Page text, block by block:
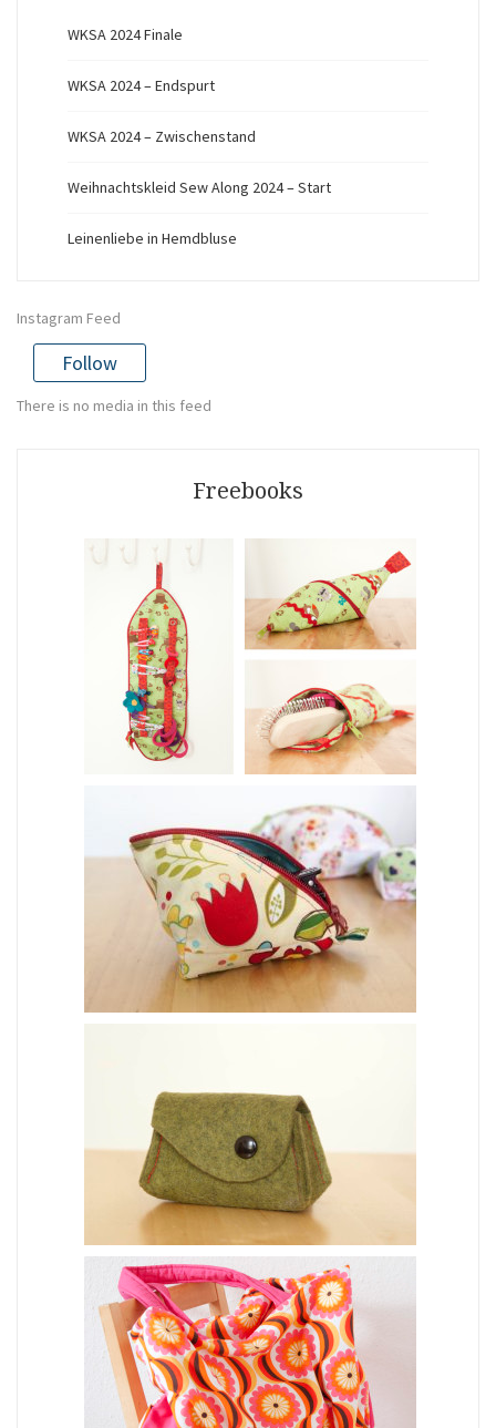
WKSA 2024 Finale
WKSA 2024 – Endspurt
WKSA 2024 – Zwischenstand
Weihnachtskleid Sew Along 2024 – Start
Leinenliebe in Hemdbluse
Instagram Feed
Follow
There is no media in this feed
Freebooks